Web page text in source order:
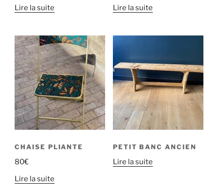
Lire la suite Lire la suite
CHAISE PLIANTE
80€
Lire la suite
PETIT BANC ANCIEN
Lire la suite